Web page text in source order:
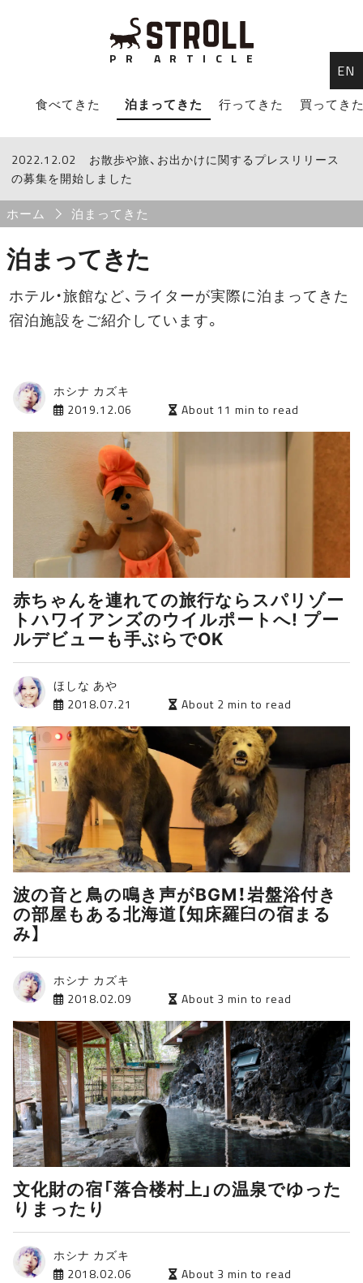
P R A R T I C L E
STROLL Menu
食べてきた 泊まってきた 行ってきた 買ってき
STROLLからのお知らせ
2022.12.02
お散歩や旅、お出かけに関するプレスリリース
の募集を開始しました
Breadcrumb
ホーム 泊まってきた
泊まってきた
ホテル・旅館など、ライターが実際に泊まってきた
宿泊施設をご紹介しています。
ホシナ カズキ
2019.12.06
About 11 min to read
赤ちゃんを連れての旅行ならスパリゾー
トハワイアンズのウイルポートへ! プー
ルデビューも手ぶらでOK
ほしな あや
2018.07.21
About 2 min to read
波の音と鳥の鳴き声がBGM！岩盤浴付き
の部屋もある北海道【知床羅臼の宿まる
み】
ホシナ カズキ
2018.02.09
About 3 min to read
文化財の宿「落合楼村上」の温泉でゆった
りまったり
ホシナ カズキ
2018.02.06
About 3 min to read
EN